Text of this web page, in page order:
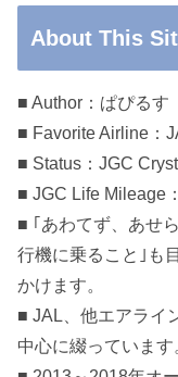
About This
■ Author：ぱぴるす
■ Favorite Airline：
■ Status：JGC
■ JGC Life
■ ｢あわてず、あせ
行機に乗ること｣も
かけます。
■ JAL、他エアライ
中心に綴っています